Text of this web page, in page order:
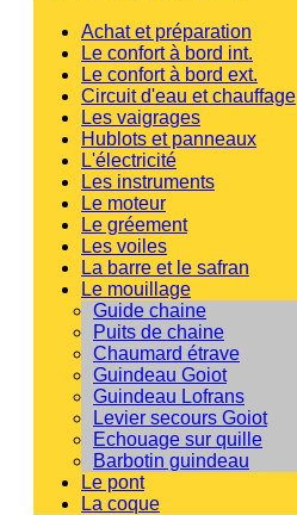
Achat et préparation
Le confort à bord int.
Le confort à bord ext.
Circuit d'eau et chauffage
Les vaigrages
Hublots et panneaux
L'électricité
Les instruments
Le moteur
Le gréement
Les voiles
La barre et le safran
Le mouillage
Guide chaine
Puits de chaine
Chaumard étrave
Guindeau Goiot
Guindeau Lofrans
Levier secours Goiot
Echouage sur quille
Barbotin guindeau
Le pont
La coque